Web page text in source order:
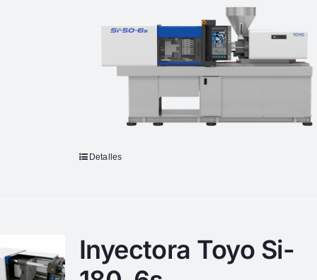
Detalles
Inyectora Toyo Si-